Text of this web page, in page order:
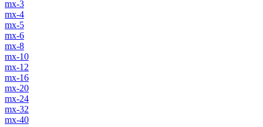
mx-3
mx-4
mx-5
mx-6
mx-8
mx-10
mx-12
mx-16
mx-20
mx-24
mx-32
mx-40